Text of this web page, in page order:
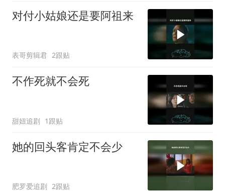
对付小姑娘还是要阿祖来
表哥剪辑君 2跟贴
不作死就不会死
甜妞追剧 1跟贴
她的回头客肯定不会少
肥罗爱追剧 2跟贴